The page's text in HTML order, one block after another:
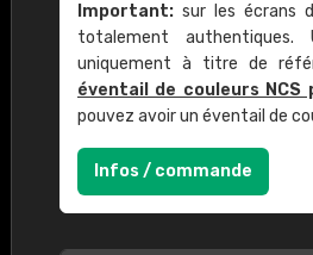
Important: sur les écrans
totalement
uniquement à titre de
éventail de couleurs NCS
pouvez avoir un éventail de
Infos / commande